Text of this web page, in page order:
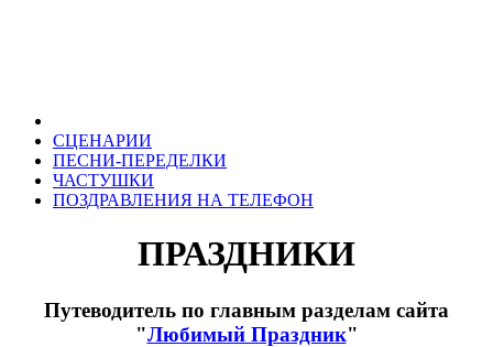
СЦЕНАРИИ
ПЕСНИ-ПЕРЕДЕЛКИ
ЧАСТУШКИ
ПОЗДРАВЛЕНИЯ НА ТЕЛЕФОН
ПРАЗДНИКИ
Путеводитель по главным разделам сайта
"Любимый Праздник"